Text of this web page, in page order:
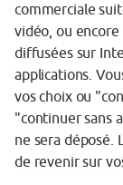
Politique cookies
Sécurité
Tarifs
Mentions légales
Réglementation
commerciale
vidéo, ou
diffusées sur
applications.
vos choix ou
"continuer sans
ne sera déposé.
de revenir sur